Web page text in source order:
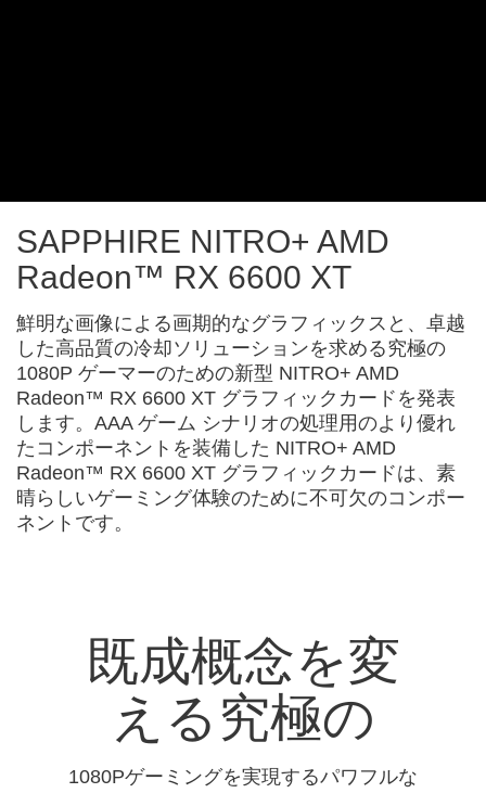
SAPPHIRE NITRO+ AMD
Radeon™ RX 6600 XT
鮮明な画像による画期的なグラフィックスと、卓越
した高品質の冷却ソリューションを求める究極の
1080P ゲーマーのための新型 NITRO+ AMD
Radeon™ RX 6600 XT グラフィックカードを発表
します。AAA ゲーム シナリオの処理用のより優れ
たコンポーネントを装備した NITRO+ AMD
Radeon™ RX 6600 XT グラフィックカードは、素
晴らしいゲーミング体験のために不可欠のコンポー
ネントです。
既成概念を変
える究極の
1080Pゲーミングを実現するパワフルな